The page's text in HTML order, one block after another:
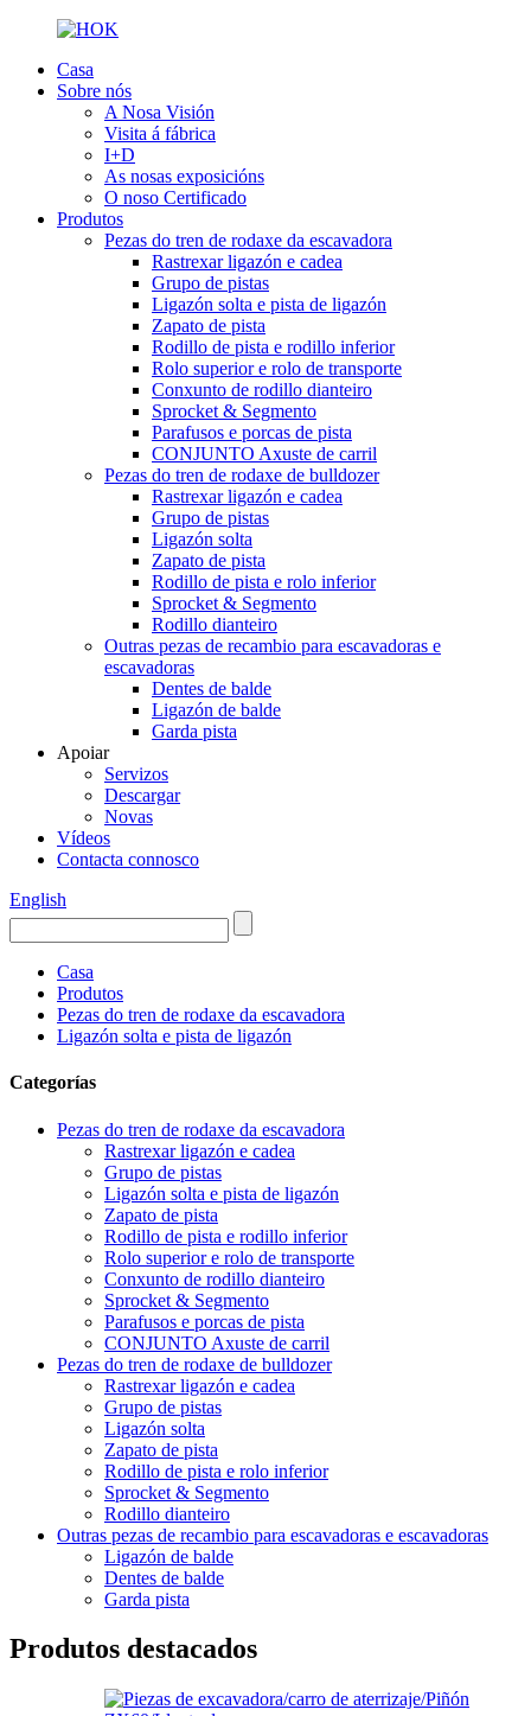
Casa
Sobre nós
A Nosa Visión
Visita á fábrica
I+D
As nosas exposicións
O noso Certificado
Produtos
Pezas do tren de rodaxe da escavadora
Rastrexar ligazón e cadea
Grupo de pistas
Ligazón solta e pista de ligazón
Zapato de pista
Rodillo de pista e rodillo inferior
Rolo superior e rolo de transporte
Conxunto de rodillo dianteiro
Sprocket & Segmento
Parafusos e porcas de pista
CONJUNTO Axuste de carril
Pezas do tren de rodaxe de bulldozer
Rastrexar ligazón e cadea
Grupo de pistas
Ligazón solta
Zapato de pista
Rodillo de pista e rolo inferior
Sprocket & Segmento
Rodillo dianteiro
Outras pezas de recambio para escavadoras e
escavadoras
Dentes de balde
Ligazón de balde
Garda pista
Apoiar
Servizos
Descargar
Novas
Vídeos
Contacta connosco
English
Casa
Produtos
Pezas do tren de rodaxe da escavadora
Ligazón solta e pista de ligazón
Categorías
Pezas do tren de rodaxe da escavadora
Rastrexar ligazón e cadea
Grupo de pistas
Ligazón solta e pista de ligazón
Zapato de pista
Rodillo de pista e rodillo inferior
Rolo superior e rolo de transporte
Conxunto de rodillo dianteiro
Sprocket & Segmento
Parafusos e porcas de pista
CONJUNTO Axuste de carril
Pezas do tren de rodaxe de bulldozer
Rastrexar ligazón e cadea
Grupo de pistas
Ligazón solta
Zapato de pista
Rodillo de pista e rolo inferior
Sprocket & Segmento
Rodillo dianteiro
Outras pezas de recambio para escavadoras e escavadoras
Ligazón de balde
Dentes de balde
Garda pista
Produtos destacados